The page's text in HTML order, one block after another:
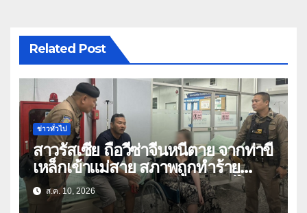
Related Post
ข่าวทั่วไป
สาวรัสเซีย ถือวีซ่าจีนหนีตาย จากท่าขี้
เหล็กเข้าแม่สาย สภาพถูกทำร้าย
ร่างกาย ร้องขอกลับประเทศหลังไป
ทำงานในจีน-เมียนมา
ส.ค. 10, 2026